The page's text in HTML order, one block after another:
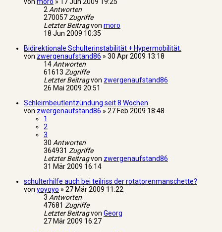
von moro » 17 Jun 2009 19:25
2Antworten
270057Zugriffe
Letzter Beitragvon moro
18 Jun 2009 10:35
Bidirektionale Schulterinstabilität + Hypermobilität.
von zwergenaufstand86 » 30 Apr 2009 13:18
14Antworten
61613 Zugriffe
Letzter Beitragvon zwergenaufstand86
26 Mai 2009 20:51
Schleimbeutlentzündung seit 8 Wochen
von zwergenaufstand86 » 27 Feb 2009 18:48
1
2
3
30 Antworten
364931 Zugriffe
Letzter Beitragvon zwergenaufstand86
31 Mär 2009 16:14
schulterhilfe auch bei teilriss der rotatorenmanschette?
von yoyoyo » 27 Mär 2009 11:22
3 Antworten
47681 Zugriffe
Letzter Beitragvon Georg
27 Mär 2009 16:27